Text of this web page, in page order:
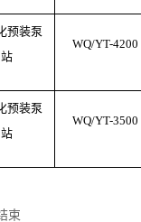
预装泵
站
WQ/YT-4200
预装泵
站
WQ/YT-3500
束